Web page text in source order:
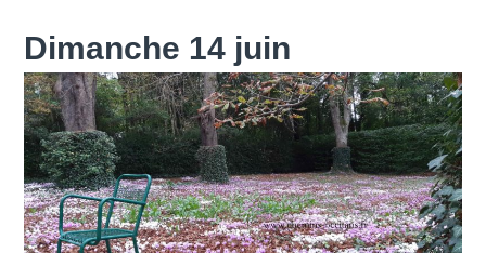
Dimanche 14 juin